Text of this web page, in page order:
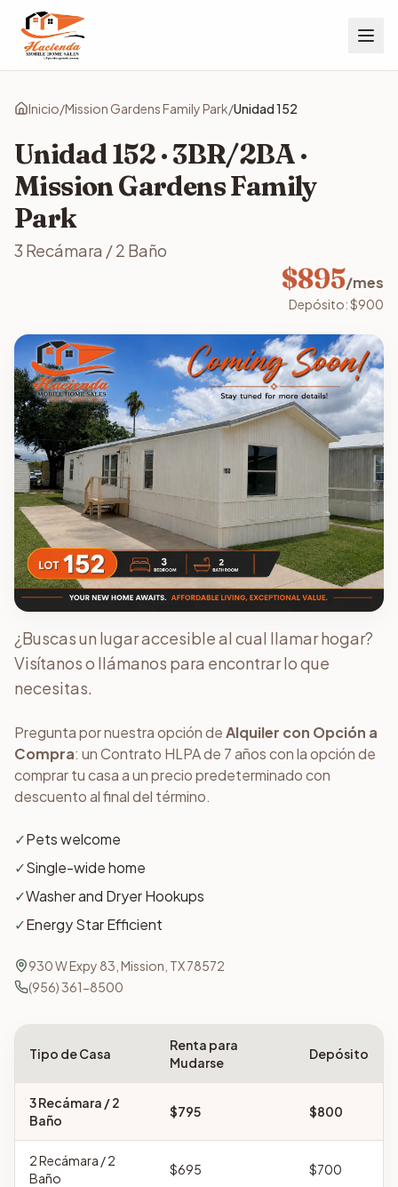
Inicio/Mission Gardens Family Park/Unidad152
Unidad152·3BR/2BA ·
Mission Gardens Family
Park
3 Recámara /2 Baño
$895/mes
Depósito:$900
¿Buscas un lugar accesible al cual llamar hogar?
Visítanos o llámanos para encontrar lo que
necesitas.
Pregunta por nuestra opción deAlquiler con Opción a
Compra: un Contrato HLPA de 7 años con la opción de
comprar tu casa a un precio predeterminado con
descuento al final del término.
✓Pets welcome
✓Single-wide home
✓Washer and Dryer Hookups
✓Energy Star Efficient
930 W Expy 83, Mission, TX 78572
(956) 361-8500
Tipo de Casa
Renta para
Mudarse
Depósito
3Recámara / 2
Baño
$795 $800
2Recámara / 2
Baño
$695 $700